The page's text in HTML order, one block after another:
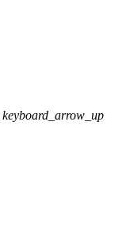
keyboard_arrow_up